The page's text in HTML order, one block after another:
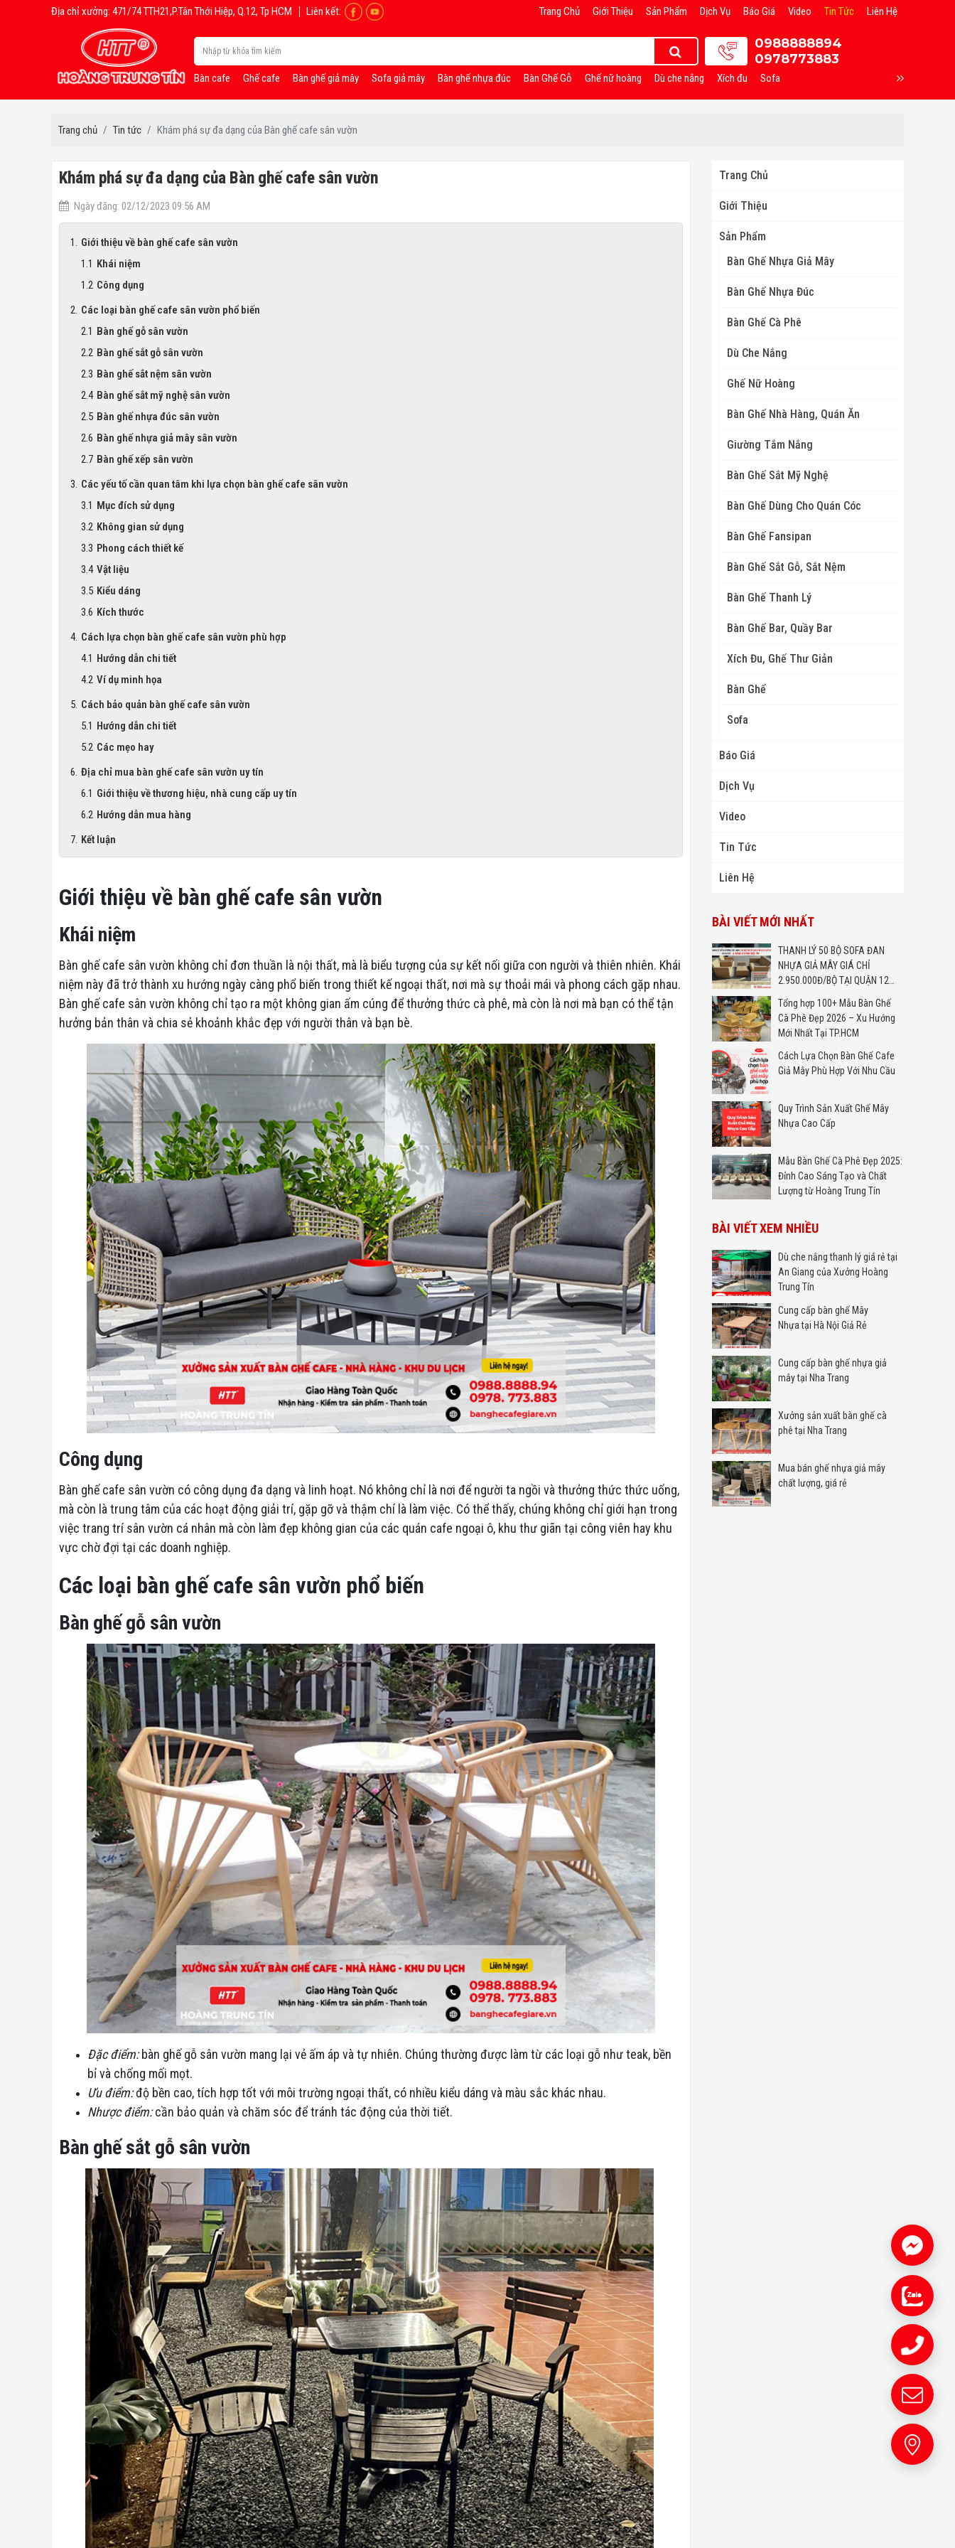
Địa chỉ xưởng: 471/74 TTH21,P.Tân Thới Hiệp, Q.12, Tp HCM Liên kết: Trang Chủ Giới Thiệu Sản Phẩm Dịch Vụ Báo Giá Video Tin Tức Liên Hệ
0988888894
0978773883
Bàn cafe Ghế cafe Bàn ghế giả mây Sofa giả mây Bàn ghế nhựa đúc Bàn Ghế Gỗ Ghế nữ hoàng Dù che nắng Xích đu Sofa
Trang chủ Tin tức Khám phá sự đa dạng của Bàn ghế cafe sân vườn
Khám phá sự đa dạng của Bàn ghế cafe sân vườn
Ngày đăng: 02/12/2023 09:56 AM
Giới thiệu về bàn ghế cafe sân vườn
Khái niệm
Công dụng
Các loại bàn ghế cafe sân vườn phổ biến
Bàn ghế gỗ sân vườn
Bàn ghế sắt gỗ sân vườn
Bàn ghế sắt nệm sân vườn
Bàn ghế sắt mỹ nghệ sân vườn
Bàn ghế nhựa đúc sân vườn
Bàn ghế nhựa giả mây sân vườn
Bàn ghế xếp sân vườn
Các yếu tố cần quan tâm khi lựa chọn bàn ghế cafe sân vườn
Mục đích sử dụng
Không gian sử dụng
Phong cách thiết kế
Vật liệu
Kiểu dáng
Kích thước
Cách lựa chọn bàn ghế cafe sân vườn phù hợp
Hướng dẫn chi tiết
Ví dụ minh họa
Cách bảo quản bàn ghế cafe sân vườn
Hướng dẫn chi tiết
Các mẹo hay
Địa chỉ mua bàn ghế cafe sân vườn uy tín
Giới thiệu về thương hiệu, nhà cung cấp uy tín
Hướng dẫn mua hàng
Kết luận
Giới thiệu về bàn ghế cafe sân vườn
Khái niệm
Bàn ghế cafe sân vườn không chỉ đơn thuần là nội thất, mà là biểu tượng của sự kết nối giữa con người và thiên nhiên. Khái
niệm này đã trở thành xu hướng ngày càng phổ biến trong thiết kế ngoại thất, nơi mà sự thoải mái và phong cách gặp nhau.
Bàn ghế cafe sân vườn không chỉ tạo ra một không gian ấm cúng để thưởng thức cà phê, mà còn là nơi mà bạn có thể tận
hưởng bản thân và chia sẻ khoảnh khắc đẹp với người thân và bạn bè.
Công dụng
Bàn ghế cafe sân vườn có công dụng đa dạng và linh hoạt. Nó không chỉ là nơi để người ta ngồi và thưởng thức thức uống,
mà còn là trung tâm của các hoạt động giải trí, gặp gỡ và thậm chí là làm việc. Có thể thấy, chúng không chỉ giới hạn trong
việc trang trí sân vườn cá nhân mà còn làm đẹp không gian của các quán cafe ngoại ô, khu thư giãn tại công viên hay khu
vực chờ đợi tại các doanh nghiệp.
Các loại bàn ghế cafe sân vườn phổ biến
Bàn ghế gỗ sân vườn
Đặc điểm:bàn ghế gỗ sân vườn mang lại vẻ ấm áp và tự nhiên. Chúng thường được làm từ các loại gỗ như teak, bền
bỉ và chống mối mọt.
Ưu điểm:độ bền cao, tích hợp tốt với môi trường ngoại thất, có nhiều kiểu dáng và màu sắc khác nhau.
Nhược điểm:cần bảo quản và chăm sóc để tránh tác động của thời tiết.
Bàn ghế sắt gỗ sân vườn
Trang Chủ
Giới Thiệu
Sản Phẩm
Bàn Ghế Nhựa Giả Mây
Bàn Ghế Nhựa Đúc
Bàn Ghế Cà Phê
Dù Che Nắng
Ghế Nữ Hoàng
Bàn Ghế Nhà Hàng, Quán Ăn
Giường Tắm Nắng
Bàn Ghế Sắt Mỹ Nghệ
Bàn Ghế Dùng Cho Quán Cóc
Bàn Ghế Fansipan
Bàn Ghế Sắt Gỗ, Sắt Nệm
Bàn Ghế Thanh Lý
Bàn Ghế Bar, Quầy Bar
Xích Đu, Ghế Thư Giản
Bàn Ghế
Sofa
Báo Giá
Dịch Vụ
Video
Tin Tức
Liên Hệ
BÀI VIẾT MỚI NHẤT
THANH LÝ 50 BỘ SOFA ĐAN
NHỰA GIẢ MÂY GIÁ CHỈ
2.950.000Đ/BỘ TẠI QUẬN 12
Tổng hợp 100+ Mẫu Bàn Ghế
Cà Phê Đẹp 2026 – Xu Hướng
Mới Nhất Tại TP.HCM
Cách Lựa Chọn Bàn Ghế Cafe
Giả Mây Phù Hợp Với Nhu Cầu
Quy Trình Sản Xuất Ghế Mây
Nhựa Cao Cấp
Mẫu Bàn Ghế Cà Phê Đẹp 2025:
Đỉnh Cao Sáng Tạo và Chất
Lượng từ Hoàng Trung Tín
BÀI VIẾT XEM NHIỀU
Dù che nắng thanh lý giá rẻ tại
An Giang của Xưởng Hoàng
Trung Tín
Cung cấp bàn ghế Mây
Nhựa tại Hà Nội Giả Rẻ
Cung cấp bàn ghế nhựa giả
mây tại Nha Trang
Xưởng sản xuất bàn ghế cà
phê tại Nha Trang
Mua bán ghế nhựa giả mây
chất lượng, giá rẻ